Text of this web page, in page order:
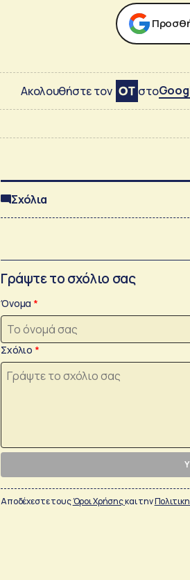
Ακολουθήστε τον στο
Σχόλια
Γράψτε το σχόλιο σας
Όνομα
Σχόλιο
Αποδέχεστε τουςΌροι Χρήσηςκαι την